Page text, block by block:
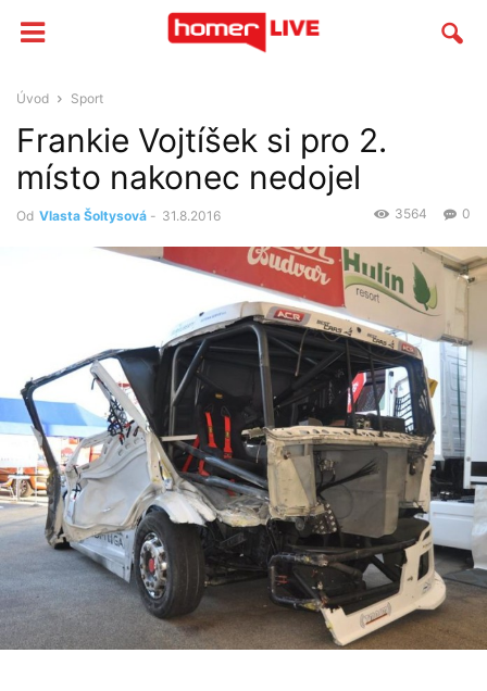
Úvod Sport
Frankie Vojtíšek si pro 2.
místo nakonec nedojel
Od Vlasta Šoltysová - 31.8.2016 0
3564